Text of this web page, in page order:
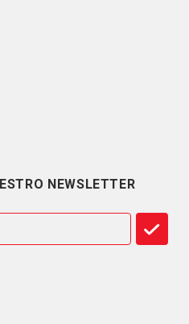
NEWSLETTER